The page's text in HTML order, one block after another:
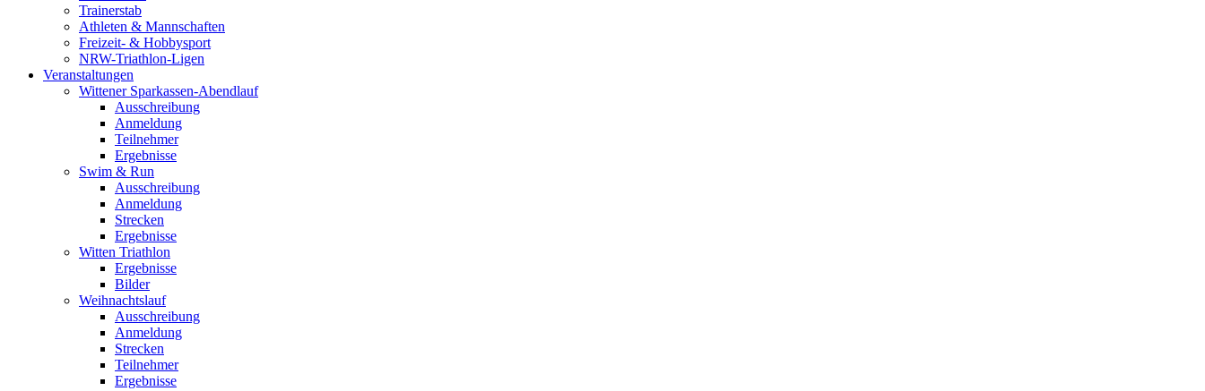
Trainerstab
Athleten & Mannschaften
Freizeit- & Hobbysport
NRW-Triathlon-Ligen
Veranstaltungen
Wittener Sparkassen-Abendlauf
Ausschreibung
Anmeldung
Teilnehmer
Ergebnisse
Swim & Run
Ausschreibung
Anmeldung
Strecken
Ergebnisse
Witten Triathlon
Ergebnisse
Bilder
Weihnachtslauf
Ausschreibung
Anmeldung
Strecken
Teilnehmer
Ergebnisse